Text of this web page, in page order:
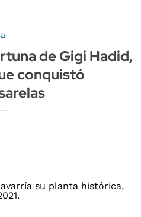
de Gigi Hadid,
conquistó